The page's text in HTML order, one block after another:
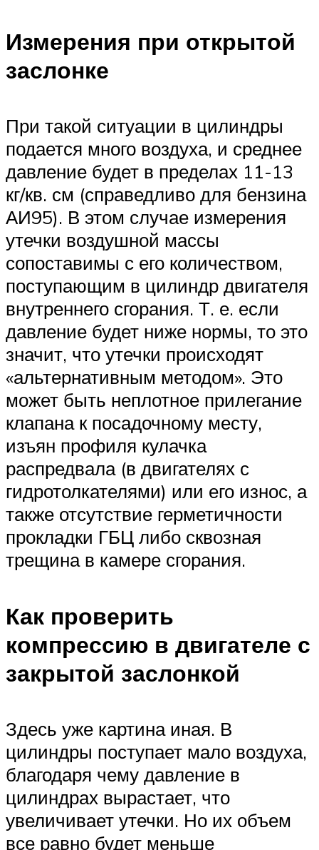
Измерения при открытой
заслонке
При такой ситуации в цилиндры
подается много воздуха, и среднее
давление будет в пределах 11-13
кг/кв. см (справедливо для бензина
АИ95). В этом случае измерения
утечки воздушной массы
сопоставимы с его количеством,
поступающим в цилиндр двигателя
внутреннего сгорания. Т. е. если
давление будет ниже нормы, то это
значит, что утечки происходят
«альтернативным методом». Это
может быть неплотное прилегание
клапана к посадочному месту,
изъян профиля кулачка
распредвала (в двигателях с
гидротолкателями) или его износ, а
также отсутствие герметичности
прокладки ГБЦ либо сквозная
трещина в камере сгорания.
Как проверить
компрессию в двигателе с
закрытой заслонкой
Здесь уже картина иная. В
цилиндры поступает мало воздуха,
благодаря чему давление в
цилиндрах вырастает, что
увеличивает утечки. Но их объем
все равно будет меньше